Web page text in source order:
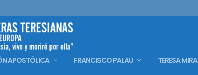
APOSTÓLICA FRANCISCO PALAU TERESA MIRA